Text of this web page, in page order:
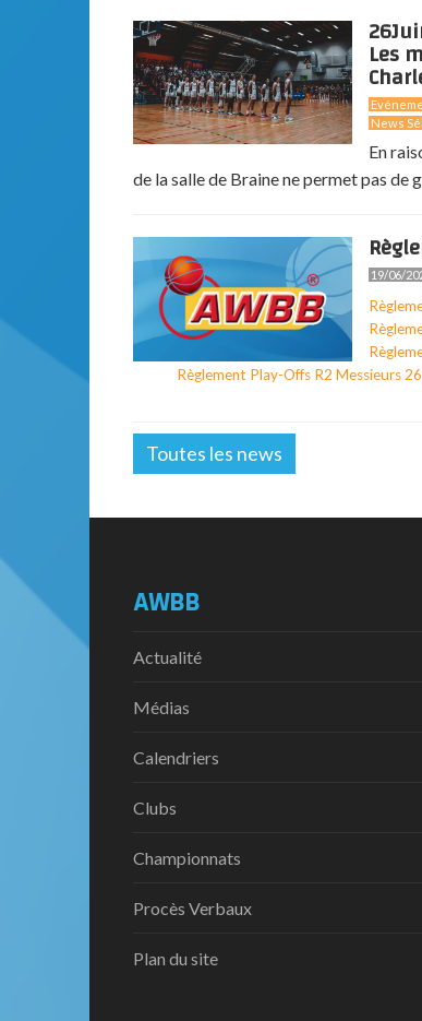
26
Les
News
En
de la salle de Braine ne permet pas de
19/06/
Règlement Play-Offs R2 Messieurs
Toutes les news
AWBB
Actualité
Médias
Calendriers
Clubs
Championnats
Procès Verbaux
Plan du site